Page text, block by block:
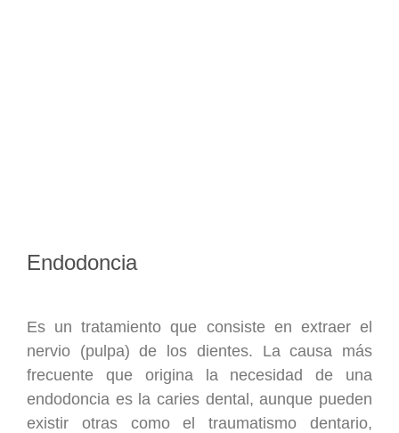
Endodoncia
Es un tratamiento que consiste en extraer el
nervio (pulpa) de los dientes. La causa más
frecuente que origina la necesidad de una
endodoncia es la caries dental, aunque pueden
existir otras como el traumatismo dentario,